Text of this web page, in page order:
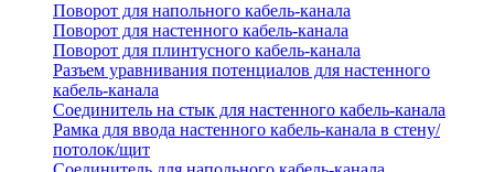
Поворот для напольного кабель-канала
Поворот для настенного кабель-канала
Поворот для плинтусного кабель-канала
Разъем уравнивания потенциалов для настенного
кабель-канала
Соединитель на стык для настенного кабель-канала
Рамка для ввода настенного кабель-канала в стену/
потолок/щит